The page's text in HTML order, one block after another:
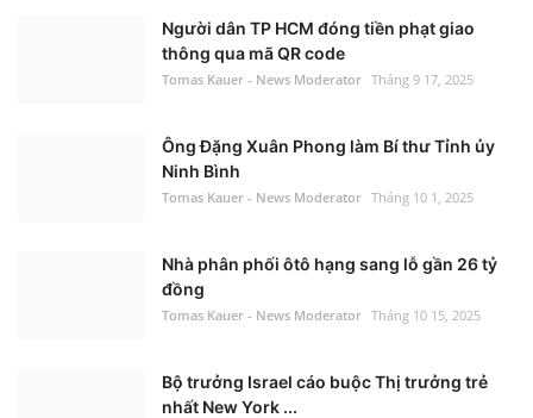
Người dân TP HCM đóng tiền phạt giao
thông qua mã QR code
Tomas Kauer - News Moderator Tháng 9 17, 2025
Ông Đặng Xuân Phong làm Bí thư Tỉnh ủy
Ninh Bình
Tomas Kauer - News Moderator Tháng 10 1, 2025
Nhà phân phối ôtô hạng sang lỗ gần 26 tỷ
đồng
Tomas Kauer - News Moderator Tháng 10 15, 2025
Bộ trưởng Israel cáo buộc Thị trưởng trẻ
nhất New York ...